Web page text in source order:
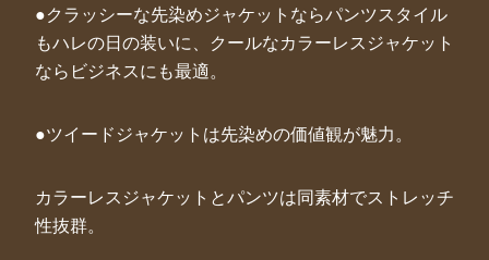
●クラッシーな先染めジャケットならパンツスタイル
もハレの日の装いに、クールなカラーレスジャケット
ならビジネスにも最適。
●ツイードジャケットは先染めの価値観が魅力。
カラーレスジャケットとパンツは同素材でストレッチ
性抜群。